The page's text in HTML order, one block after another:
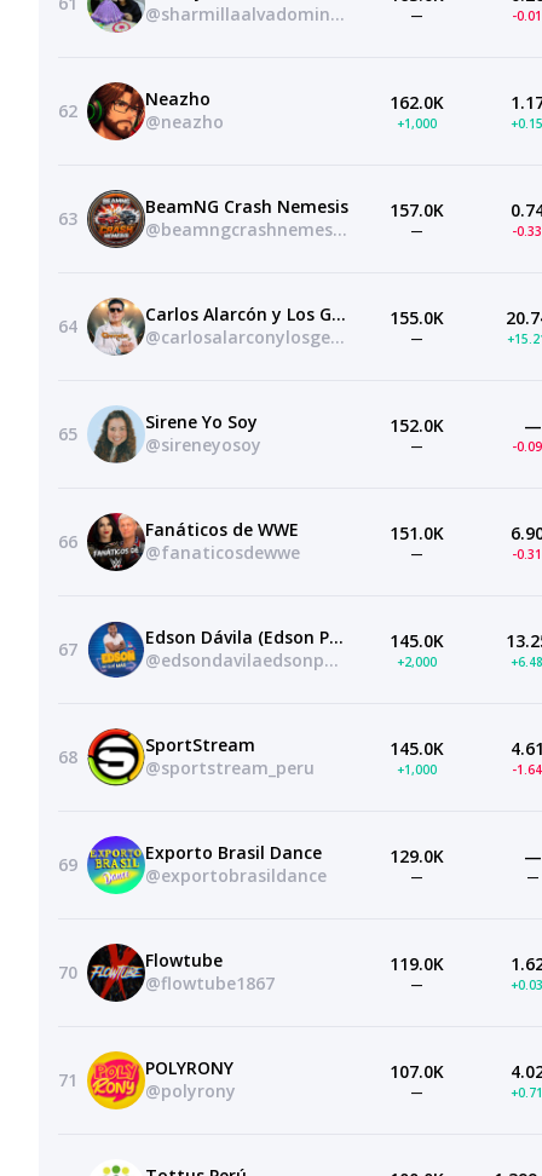
@sharmillaalvadominguez
— -
62
Neazho
@neazho
162.0K
+1,000
63
BeamNG Crash Nemesis
@beamngcrashnemesisxd
157.0K
— -
64
Carlos Alarcón y Los Genios
@carlosalarconylosgenios
155.0K
—
65
Sirene Yo Soy
@sireneyosoy
152.0K
—
—
-
66
Fanáticos de WWE
@fanaticosdewwe
151.0K
— -
67
Edson Dávila (Edson Pa' Que Más)
@edsondavilaedsonpaquemasgiselo
145.0K
+2,000
68
SportStream
@sportstream_peru
145.0K
+1,000 -
69
Exporto Brasil Dance
@exportobrasildance
129.0K
—
—
—
70
Flowtube
@flowtube1867
119.0K
—
71
POLYRONY
@polyrony
107.0K
—